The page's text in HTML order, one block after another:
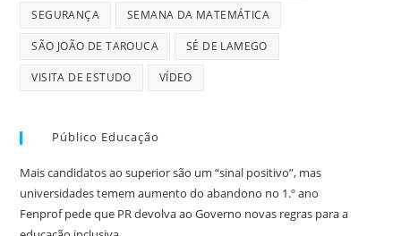
SEGURANÇA SEMANA DA MATEMÁTICA
SÃO JOÃO DE TAROUCA SÉ DE LAMEGO
VISITA DE ESTUDO VÍDEO
Público Educação
Mais candidatos ao superior são um “sinal positivo”, mas
universidades temem aumento do abandono no 1.º ano
Fenprof pede que PR devolva ao Governo novas regras para a